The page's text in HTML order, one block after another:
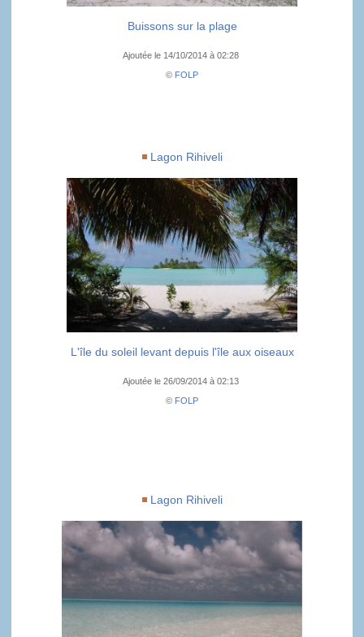
Buissons sur la plage
Ajoutée le 14/10/2014 à 02:28
© FOLP
Lagon Rihiveli
L'île du soleil levant depuis l'île aux oiseaux
Ajoutée le 26/09/2014 à 02:13
© FOLP
Lagon Rihiveli